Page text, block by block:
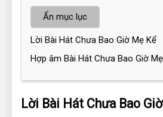
Ẩn mục lục
Lời Bài Hát Chưa Bao Giờ Mẹ Kể
Hợp âm Bài Hát Chưa Bao Giờ
Lời Bài Hát Chưa Bao